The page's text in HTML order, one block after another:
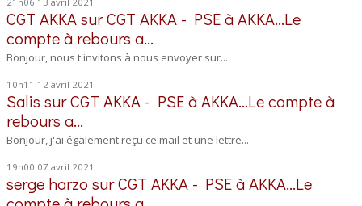
CGT AKKAsurCGT AKKA - PSE à AKKA...Le
compte à rebours a...
Bonjour, nous t'invitons à nous envoyer sur...
10h11 12 avril 2021
Salis surCGT AKKA - PSE à AKKA...Le compte à
rebours a...
Bonjour, j'ai également reçu ce mail et une lettre...
19h00 07 avril 2021
serge harzo surCGT AKKA - PSE à AKKA...Le